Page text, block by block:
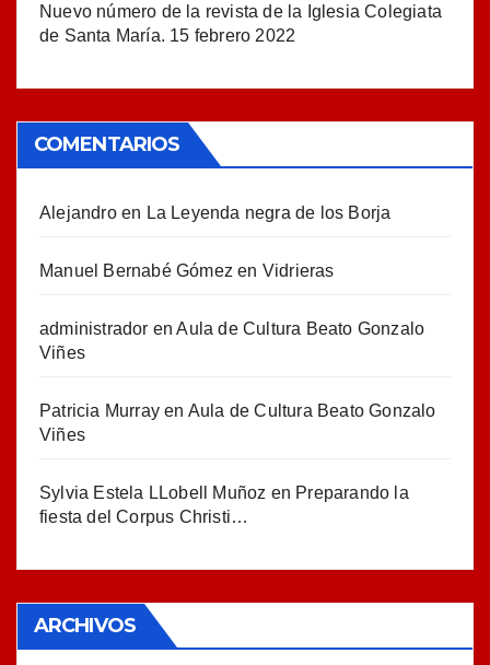
Nuevo número de la revista de la Iglesia Colegiata
de Santa María. 15 febrero 2022
COMENTARIOS
Alejandroen La Leyenda negra de los Borja
Manuel Bernabé Gómez en Vidrieras
administrador enAula de Cultura Beato Gonzalo
Viñes
Patricia Murray en Aula de Cultura Beato Gonzalo
Viñes
Sylvia Estela LLobell Muñoz en Preparando la
fiesta del Corpus Christi…
ARCHIVOS